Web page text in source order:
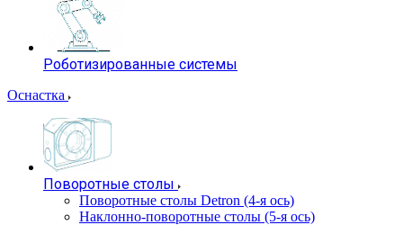
Роботизированные системы
Оснастка
Поворотные столы
Поворотные столы Detron (4-я ось)
Наклонно-поворотные столы (5-я ось)